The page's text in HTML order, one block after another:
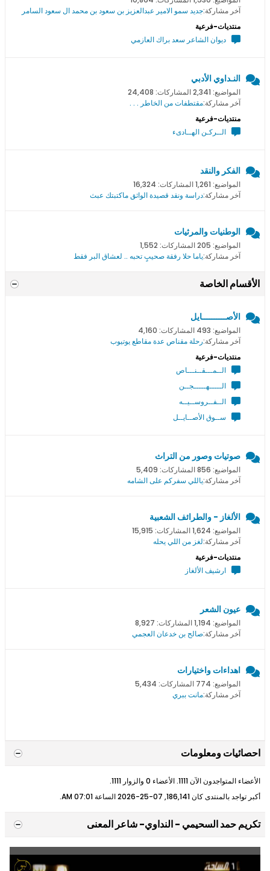
آخر مشاركة:جديد سمو اﻻمير عبدالعزيز بن سعود بن محمد ال سعود السامر
منتديات-فرعية
ديوان الشاعر سعد براك العازمي
النـداوي الأدبي
المواضيع: 2,341 المشاركات: 24,408
آخر مشاركة:مقتطفات من الخاطر . . .
منتديات-فرعية
الــركـن الهــادىء
الفكر والنقد
المواضيع: 1,261 المشاركات: 16,324
آخر مشاركة:دراسة ونقد قصيدة الواثق ماكتبتك عبث
الوطنيات والمرثيات
المواضيع: 205 المشاركات: 1,552
آخر مشاركة:ياما حلا رفقة صحيبٍ تحبه .. لعشاق البر فقط
الأقسام الخاصة
الأصــــــــــايل
المواضيع: 493 المشاركات: 4,160
آخر مشاركة:رحلة مقناص عدة مقاطع يوتيوب
منتديات-فرعية
الــمـــقــنـــاص
الـــــهـــــجــن
الــفــروســيــه
ســوق الأصــايــل
صوتيات وصور من التراث
المواضيع: 856 المشاركات: 5,409
آخر مشاركة:ياللي سفركم على الشامه
الألغاز - والطرائف الشعبية
المواضيع: 1,624 المشاركات: 15,915
آخر مشاركة:لغز من اللي يحله
منتديات-فرعية
ارشيف الألغاز
عيون الشعر
المواضيع: 1,194 المشاركات: 8,927
آخر مشاركة:صالح بن خدعان العجمي
اهداءات واختيارات
المواضيع: 774 المشاركات: 5,434
آخر مشاركة:مانت ببري
احصائيات ومعلومات
الأعضاء المتواجدون الآن 1111. الأعضاء 0 والزوار 1111.
أكبر تواجد بالمنتدى كان 186,141, 07-25-2026 الساعة
07:01 AM
.
تكريم حمد السحيمي - النداوي- شاعر المعنى